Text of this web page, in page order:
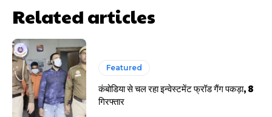
HIGHLIGHT
हर खाते के बदले मिलते थे 20 से 25 हजार
Related articles
Featured
कंबोडिया से चल रहा इन्वेस्टमेंट फ्रॉड गैंग पकड़ा, 8
गिरफ्तार